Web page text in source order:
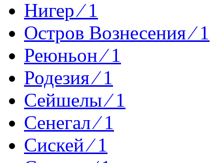
Нигер ⁄ 1
Остров Вознесения ⁄ 1
Реюньон ⁄ 1
Родезия ⁄ 1
Сейшелы ⁄ 1
Сенегал ⁄ 1
Сискей ⁄ 1